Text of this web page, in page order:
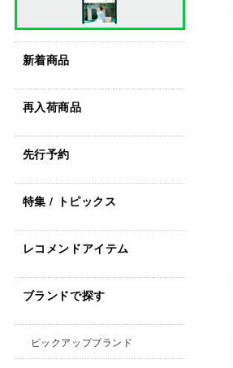
新着商品
再入荷商品
先行予約
特集 / トピックス
レコメンドアイテム
ブランドで探す
ピックアップブランド